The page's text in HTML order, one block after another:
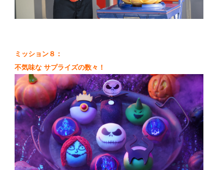
ミッション８：
不気味な サプライズの数々！